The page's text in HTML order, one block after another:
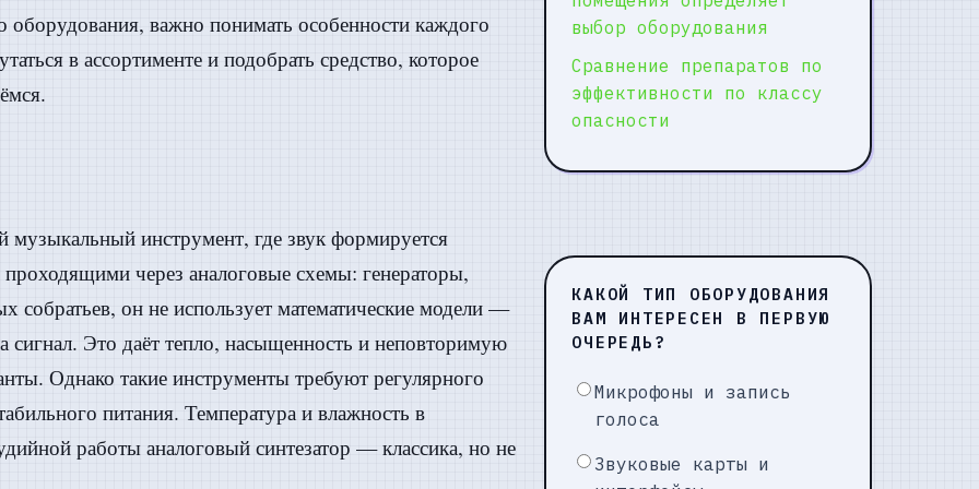
важно понимать особенности каждого
в ассортименте и подобрать средство, которое
инструмент, где звук формируется
через аналоговые схемы: генераторы,
он не использует математические модели —
сигнал. Это даёт тепло, насыщенность и неповторимую
Однако такие инструменты требуют регулярного
питания. Температура и влажность в
работы аналоговый синтезатор — классика, но не
выбор оборудования
Сравнение препаратов по
эффективности по классу
опасности
КАКОЙ ТИП ОБОРУДОВАНИЯ
ВАМ ИНТЕРЕСЕН В ПЕРВУЮ
ОЧЕРЕДЬ?
Микрофоны и запись
голоса
Звуковые карты и